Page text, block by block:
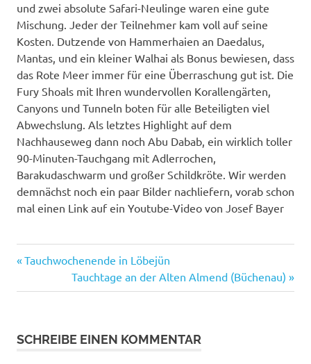
und zwei absolute Safari-Neulinge waren eine gute
Mischung. Jeder der Teilnehmer kam voll auf seine
Kosten. Dutzende von Hammerhaien an Daedalus,
Mantas, und ein kleiner Walhai als Bonus bewiesen, dass
das Rote Meer immer für eine Überraschung gut ist. Die
Fury Shoals mit Ihren wundervollen Korallengärten,
Canyons und Tunneln boten für alle Beteiligten viel
Abwechslung. Als letztes Highlight auf dem
Nachhauseweg dann noch Abu Dabab, ein wirklich toller
90-Minuten-Tauchgang mit Adlerrochen,
Barakudaschwarm und großer Schildkröte. Wir werden
demnächst noch ein paar Bilder nachliefern, vorab schon
mal einen Link auf ein Youtube-Video von Josef Bayer
Beitragsnavigation
Vorheriger
Tauchwochenende in Löbejün
Nächster
Beitrag:
Tauchtage an der Alten Almend (Büchenau)
SCHREIBE EINEN KOMMENTAR